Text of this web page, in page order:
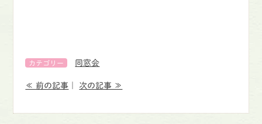
カテゴリー 同窓会
≪ 前の記事 次の記事 ≫